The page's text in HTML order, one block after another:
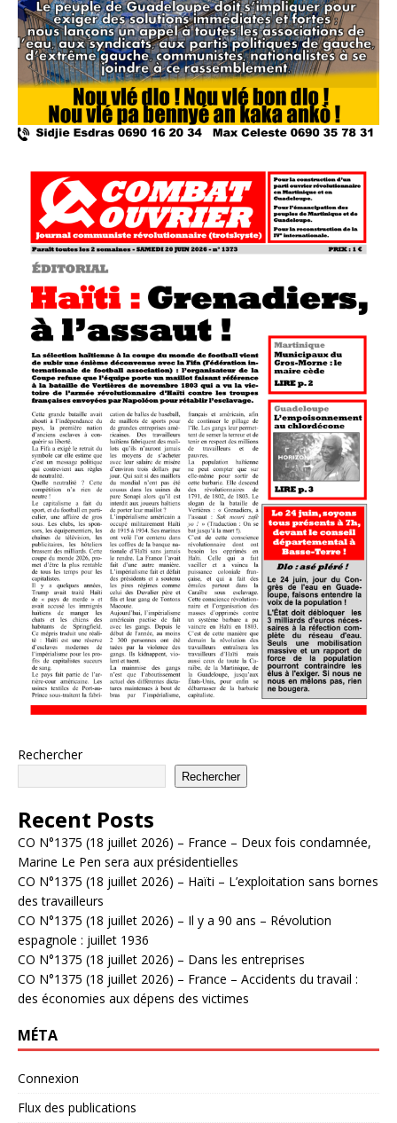
Rechercher
Rechercher
Recent Posts
CO N°1375 (18 juillet 2026) – France – Deux fois condamnée,
Marine Le Pen sera aux présidentielles
CO N°1375 (18 juillet 2026) – Haïti – L’exploitation sans bornes
des travailleurs
CO N°1375 (18 juillet 2026) – Il y a 90 ans – Révolution
espagnole : juillet 1936
CO N°1375 (18 juillet 2026) – Dans les entreprises
CO N°1375 (18 juillet 2026) – France – Accidents du travail :
des économies aux dépens des victimes
MÉTA
Connexion
Flux des publications